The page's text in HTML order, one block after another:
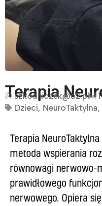
Terapia
szkodniczek@o2.pl
Dzieci, NeuroTaktylna,
Terapia
metoda wspierania
równowagi nerwowo-
prawidłowego
nerwowego. Opiera